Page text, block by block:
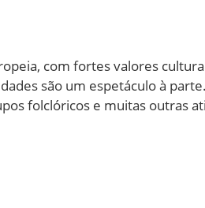
com fortes valores
são um espetáculo à
folclóricos e muitas outras